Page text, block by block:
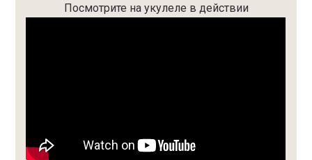
Посмотрите на укулеле в действии